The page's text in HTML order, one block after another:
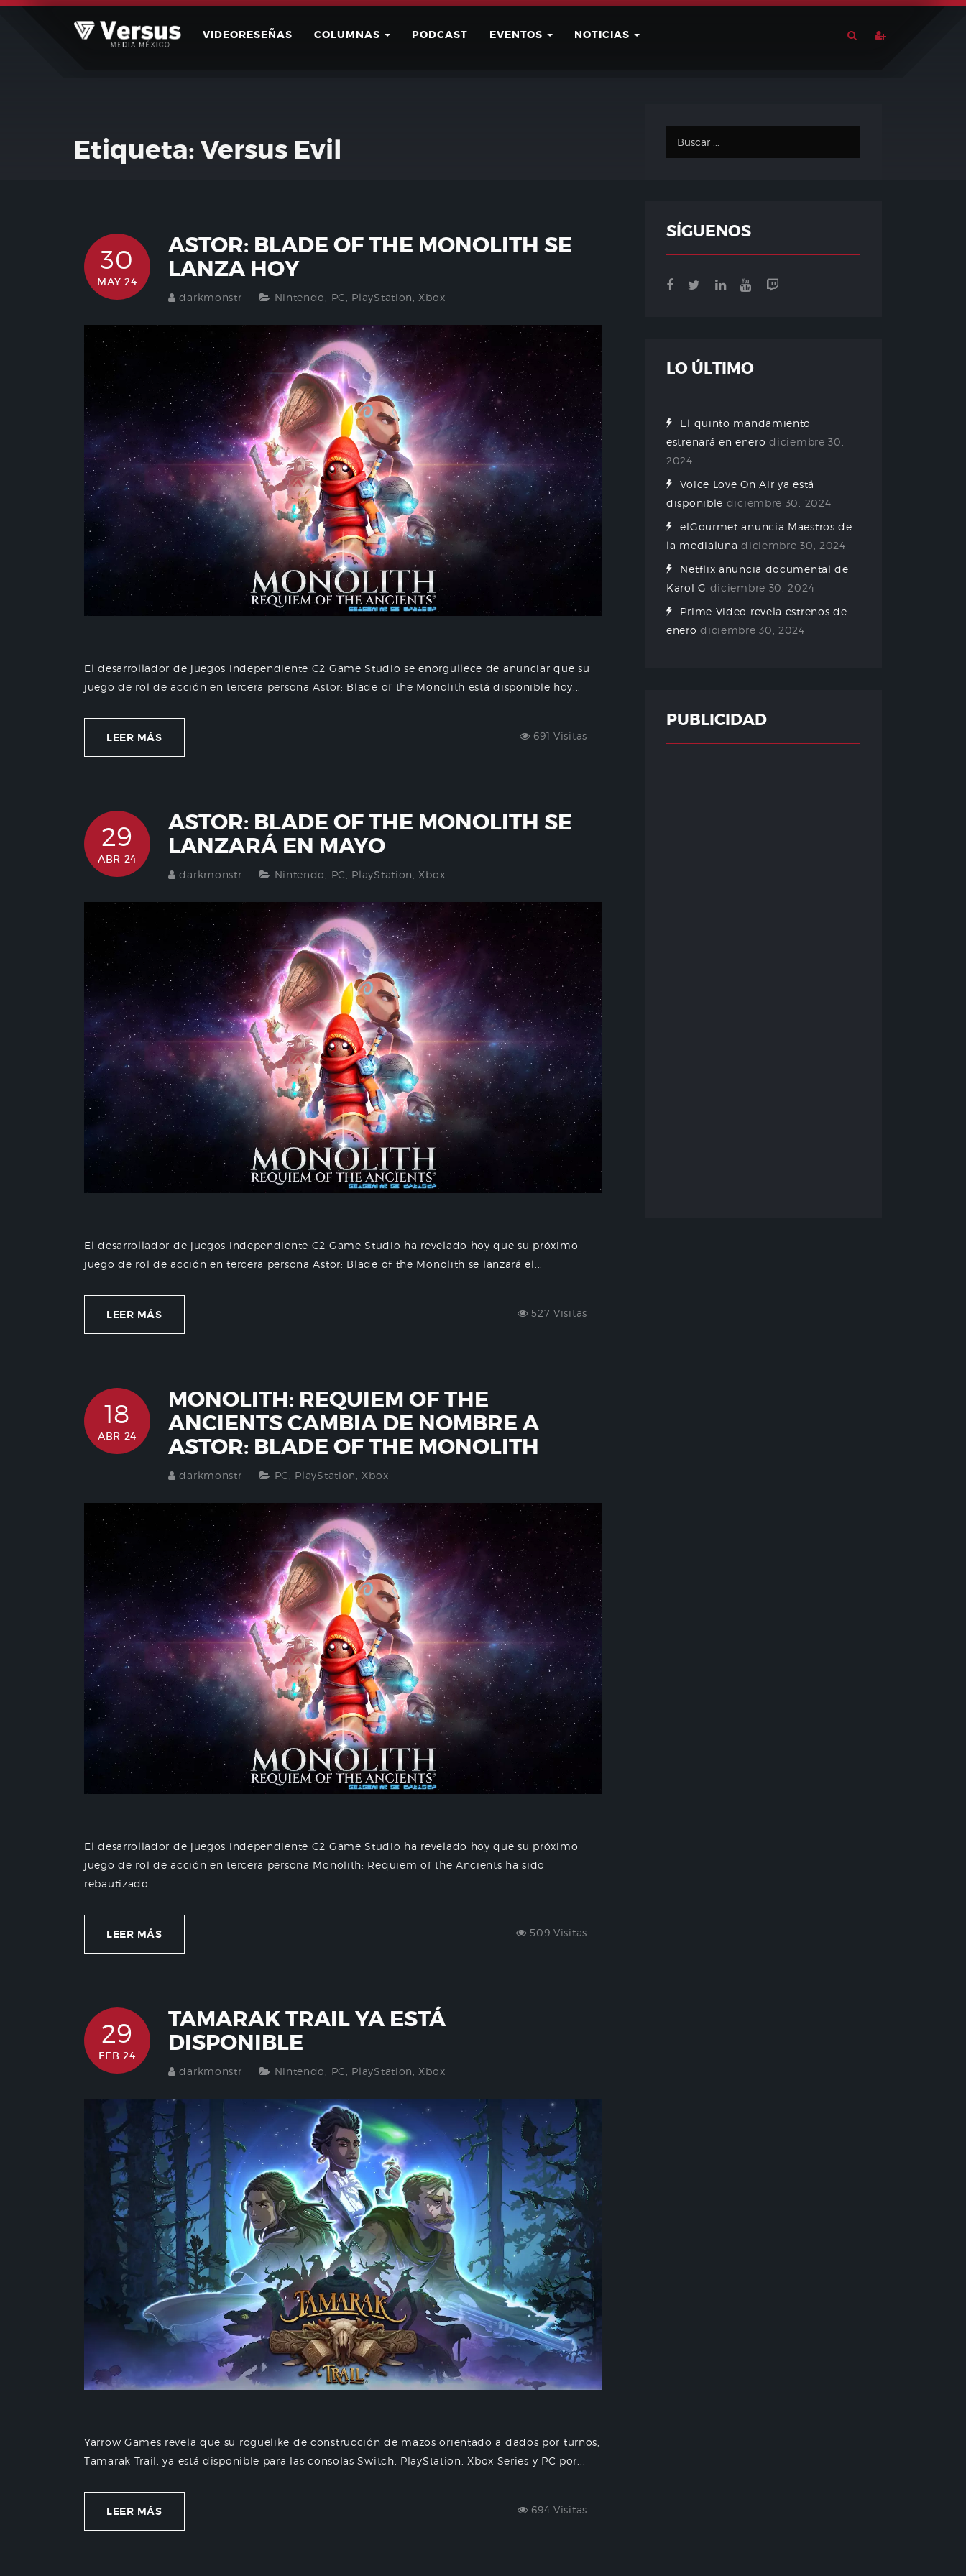
Skip
VIDEORESEÑAS COLUMNAS PODCAST EVENTOS NOTICIAS
Etiqueta:Versus Evil
30
MAY 24
ASTOR: BLADE OF THE MONOLITH SE
LANZA HOY
darkmonstr Nintendo PC PlayStation Xbox
El desarrollador de juegos independiente C2 Game Studio se enorgullece de anunciar que su
juego de rol de acción en tercera persona Astor: Blade of the Monolith está disponible hoy...
LEER MÁS 691 Visitas
29
ABR 24
ASTOR: BLADE OF THE MONOLITH SE
LANZARÁ EN MAYO
darkmonstr Nintendo PC PlayStation Xbox
El desarrollador de juegos independiente C2 Game Studio ha revelado hoy que su próximo
juego de rol de acción en tercera persona Astor: Blade of the Monolith se lanzará el...
LEER MÁS 527 Visitas
18
ABR 24
MONOLITH: REQUIEM OF THE
ANCIENTS CAMBIA DE NOMBRE A
ASTOR: BLADE OF THE MONOLITH
darkmonstr PC PlayStation Xbox
El desarrollador de juegos independiente C2 Game Studio ha revelado hoy que su próximo
juego de rol de acción en tercera persona Monolith: Requiem of the Ancients ha sido
rebautizado...
LEER MÁS 509 Visitas
29
FEB 24
TAMARAK TRAIL YA ESTÁ
DISPONIBLE
darkmonstr Nintendo PC PlayStation Xbox
Yarrow Games revela que su roguelike de construcción de mazos orientado a dados por turnos,
Tamarak Trail, ya está disponible para las consolas Switch, PlayStation, Xbox Series y PC por...
LEER MÁS 694 Visitas
SÍGUENOS
LO ÚLTIMO
El quinto mandamiento
estrenará en enero diciembre 30,
2024
Voice Love On Air ya está
disponible diciembre 30, 2024
elGourmet anuncia Maestros de
la medialuna diciembre 30, 2024
Netflix anuncia documental de
Karol G diciembre 30, 2024
Prime Video revela estrenos de
enero diciembre 30, 2024
PUBLICIDAD